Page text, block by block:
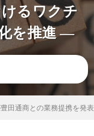
るワクチ
を推進 ―
田通商との業務提携を発